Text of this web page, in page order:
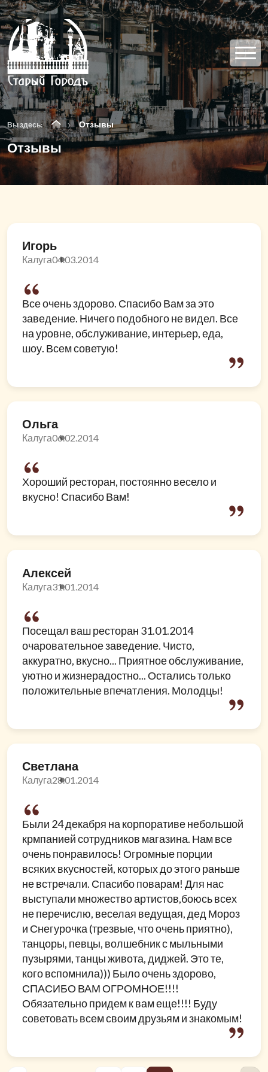
Вы здесь: Отзывы
Отзывы
Игорь
Калуга04.03.2014
Все очень здорово. Спасибо Вам за это
заведение. Ничего подобного не видел. Все
на уровне, обслуживание, интерьер, еда,
шоу. Всем советую!
Ольга
Калуга06.02.2014
Хороший ресторан, постоянно весело и
вкусно! Спасибо Вам!
Алексей
Калуга31.01.2014
Посещал ваш ресторан 31.01.2014
очаровательное заведение. Чисто,
аккуратно, вкусно... Приятное обслуживание,
уютно и жизнерадостно... Остались только
положительные впечатления. Молодцы!
Светлана
Калуга28.01.2014
Были 24 декабря на корпоративе небольшой
крмпанией сотрудников магазина. Нам все
очень понравилось! Огромные порции
всяких вкусностей, которых до этого раньше
не встречали. Спасибо поварам! Для нас
выступали множество артистов,боюсь всех
не перечислю, веселая ведущая, дед Мороз
и Снегурочка (трезвые, что очень приятно),
танцоры, певцы, волшебник с мыльными
пузырями, танцы живота, диджей. Это те,
кого вспомнила))) Было очень здорово,
СПАСИБО ВАМ ОГРОМНОЕ!!!!
Обязательно придем к вам еще!!!! Буду
советовать всем своим друзьям и знакомым!